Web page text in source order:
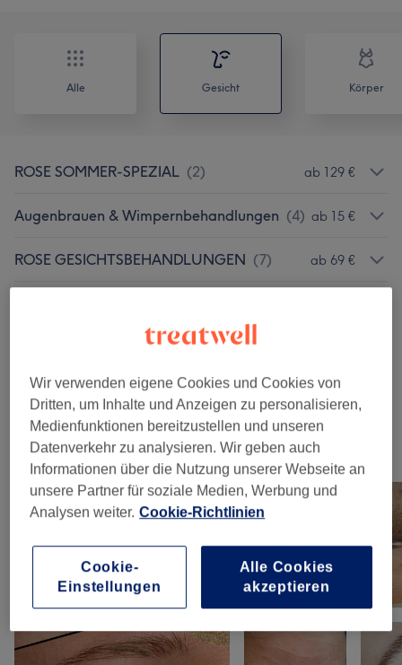
Alle Gesicht Körper
ROSE SOMMER-SPEZIAL (2) ab 129 €
Augenbrauen & Wimpernbehandlungen (4) ab 15 €
ROSE GESICHTSBEHANDLUNGEN (7) ab 69 €
Gesichtsbehandlungen (1)
Permanent Make-Up (1 ) 15 €
Unsere Arbeit
Bild anklicken für weitere Details
Wir verwenden eigene Cookies und Cookies von
Dritten, um Inhalte und Anzeigen zu personalisieren,
Medienfunktionen bereitzustellen und unseren
Datenverkehr zu analysieren. Wir geben auch
Informationen über die Nutzung unserer Webseite an
unsere Partner für soziale Medien, Werbung und
Analysen weiter. Cookie-Richtlinien
Cookie-
Einstellungen
Alle Cookies
akzeptieren